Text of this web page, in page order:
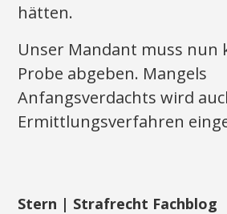
hätten.
Unser Mandant muss nun
Probe abgeben. Mangels
Anfangsverdachts wird
Ermittlungsverfahren
Stern | Strafrecht Fachblog